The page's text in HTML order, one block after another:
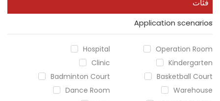
فئات
Application scenarios
Hospital
Operation Room
Clinic
Kindergarten
Badminton Court
Basketball Court
Dance Room
Warehouse